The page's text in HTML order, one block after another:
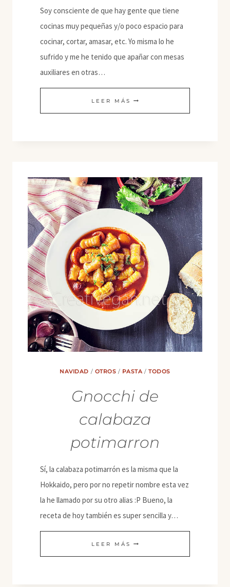
Soy consciente de que hay gente que tiene
cocinas muy pequeñas y/o poco espacio para
cocinar, cortar, amasar, etc. Yo misma lo he
sufrido y me he tenido que apañar con mesas
auxiliares en otras…
LEER MÁS BASES
DE
Y
SIN
HORNO
LA
SARTÉN)
NAVIDAD / OTROS / PASTA /TODOS
Gnocchi de
calabaza
potimarron
Sí, la calabaza potimarrón es la misma que la
Hokkaido, pero por no repetir nombre esta vez
la he llamado por su otro alias :P Bueno, la
receta de hoy también es super sencilla y…
LEER MÁS GNOCCHI
DE